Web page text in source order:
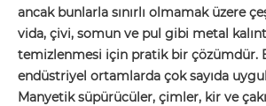
ancak bunlarla sınırlı olmamak üzere
vida, çivi, somun ve pul gibi metal
temizlenmesi için pratik bir çözümdür.
endüstriyel ortamlarda çok sayıda
Manyetik süpürücüler, çimler, kir ve